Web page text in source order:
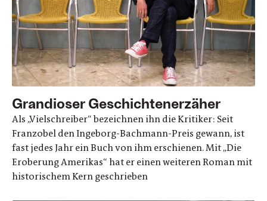
Grandioser Geschichtenerzäher
Als „Vielschreiber“ bezeichnen ihn die Kritiker: Seit
Franzobel den Ingeborg-Bachmann-Preis gewann, ist
fast jedes Jahr ein Buch von ihm erschienen. Mit „Die
Eroberung Amerikas“ hat er einen weiteren Roman mit
historischem Kern geschrieben